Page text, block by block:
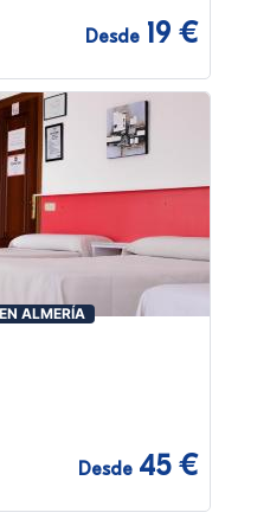
Desde 19 €
ALMERÍA
Desde 45 €